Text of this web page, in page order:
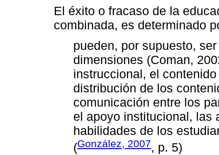
El éxito o fracaso de la
combinada, es determinado
pueden, por supuesto,
dimensiones (Coman,
instruccional, el
distribución de los
comunicación entre los
el apoyo institucional, las
habilidades de los
(González, 2007, p. 5)